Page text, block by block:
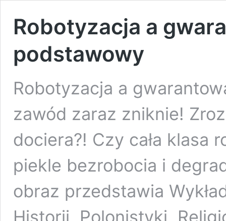
Robotyzacja a
podstawowy
Robotyzacja a
zawód zaraz zniknie!
dociera?! Czy cała klasa
piekle bezrobocia i
obraz przedstawia
Historii, Polonistyki,